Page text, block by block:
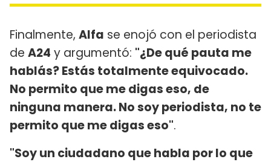
Finalmente, Alfa se enojó con el periodista
de A24 y argumentó: "¿De qué pauta me
hablás? Estás totalmente equivocado.
No permito que me digas eso, de
ninguna manera. No soy periodista, no te
permito que me digas eso".
"Soy un ciudadano que habla por lo que